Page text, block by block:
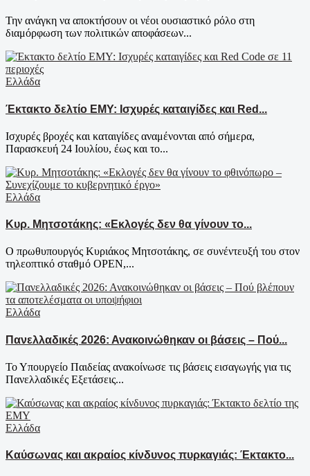
Την ανάγκη να αποκτήσουν οι νέοι ουσιαστικό ρόλο στη
διαμόρφωση των πολιτικών αποφάσεων...
Ελλάδα
Έκτακτο δελτίο ΕΜΥ: Ισχυρές καταιγίδες και Red...
Ισχυρές βροχές και καταιγίδες αναμένονται από σήμερα,
Παρασκευή 24 Ιουλίου, έως και το...
Ελλάδα
Κυρ. Μητσοτάκης: «Εκλογές δεν θα γίνουν το...
Ο πρωθυπουργός Κυριάκος Μητσοτάκης, σε συνέντευξή του στον
τηλεοπτικό σταθμό OPEN,...
Ελλάδα
Πανελλαδικές 2026: Ανακοινώθηκαν οι βάσεις – Πού...
Το Υπουργείο Παιδείας ανακοίνωσε τις βάσεις εισαγωγής για τις
Πανελλαδικές Εξετάσεις...
Ελλάδα
Καύσωνας και ακραίος κίνδυνος πυρκαγιάς: Έκτακτο...